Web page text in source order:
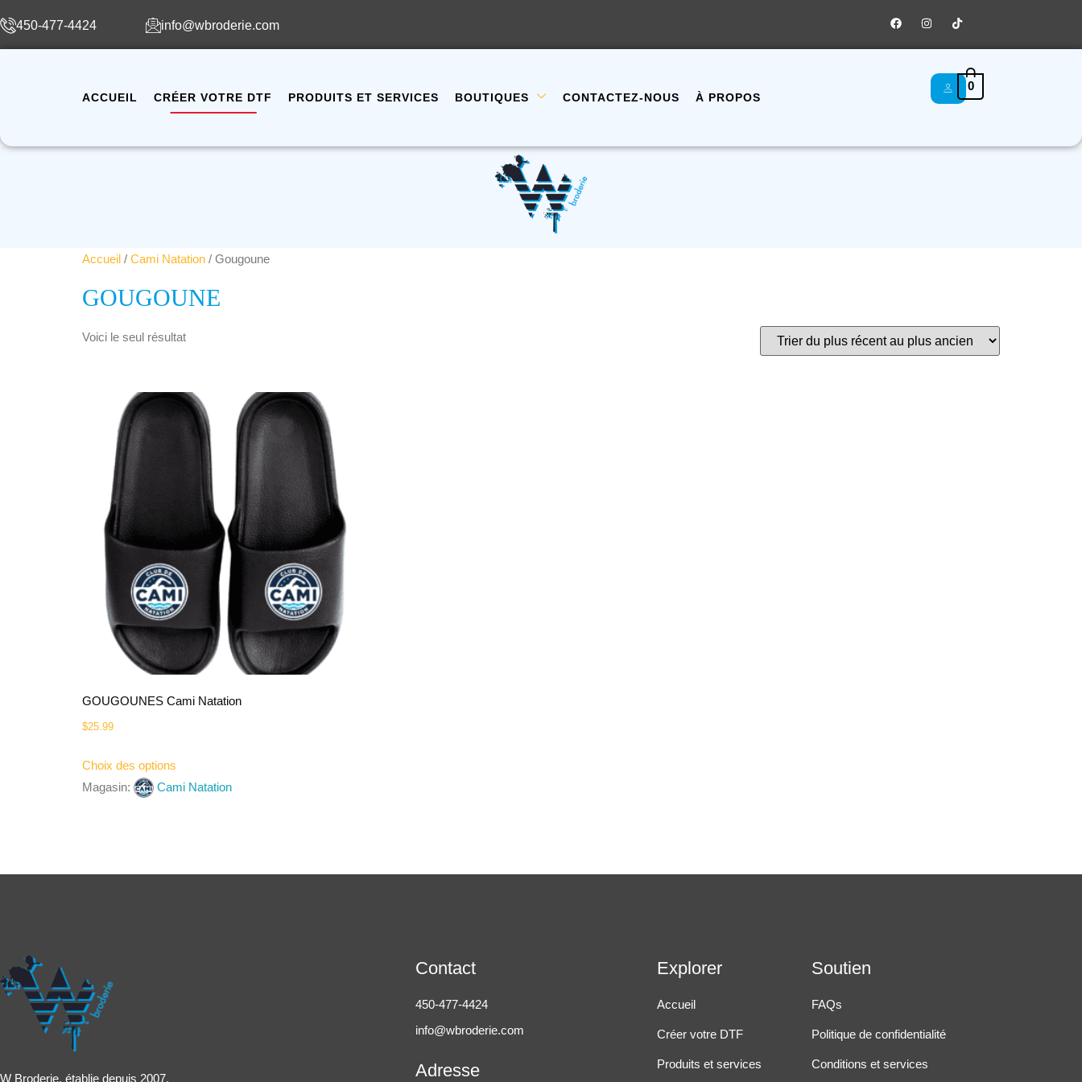
450-477-4424 info@wbroderie.com
ACCUEIL CRÉER VOTRE DTF PRODUITS ET SERVICES BOUTIQUES CONTACTEZ-NOUS À PROPOS
0
Accueil / Cami Natation / Gougoune
GOUGOUNE
Voici le seul résultat
GOUGOUNES Cami Natation
$25.99
Choix des options
Magasin:
Cami Natation
W Broderie, établie depuis 2007,
Contact
450-477-4424
info@wbroderie.com
Adresse
Explorer
Accueil
Créer votre DTF
Produits et services
Soutien
FAQs
Politique de confidentialité
Conditions et services